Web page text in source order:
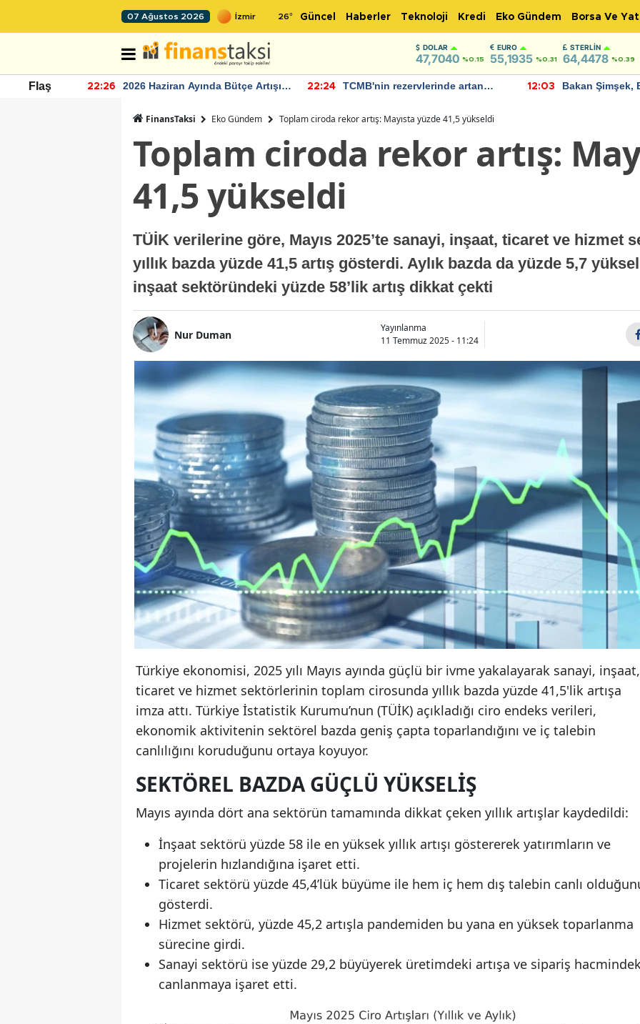
07 Ağustos 2026 26° Güncel Haberler Teknoloji Kredi Eko Gündem Borsa Ve
DOLAR
47,7040 %0.15
EURO
55,1935 %0.31
STERLIN
64,4478 %0.39
Flaş 22:26
2026 Haziran Ayında Bütçe Artışı
22:24
TCMB'nin rezervlerinde artan
12:03
Bakan Şimşek,
FinansTaksi Eko Gündem Toplam ciroda rekor artış: Mayısta yüzde 41,5 yükseldi
Toplam ciroda rekor artış:
41,5 yükseldi
TÜİK verilerine göre, Mayıs 2025’te sanayi, inşaat, ticaret ve hizmet
yıllık bazda yüzde 41,5 artış gösterdi. Aylık bazda da yüzde 5,7
inşaat sektöründeki yüzde 58’lik artış dikkat çekti
Nur Duman
Yayınlanma
11 Temmuz 2025 - 11:24
Türkiye ekonomisi, 2025 yılı Mayıs ayında güçlü bir ivme yakalayarak sanayi, inşaat,
ticaret ve hizmet sektörlerinin toplam cirosunda yıllık bazda yüzde 41,5'lik artışa
imza attı. Türkiye İstatistik Kurumu’nun (TÜİK) açıkladığı ciro endeks verileri,
ekonomik aktivitenin sektörel bazda geniş çapta toparlandığını ve iç talebin
canlılığını koruduğunu ortaya koyuyor.
SEKTÖREL BAZDA GÜÇLÜ YÜKSELIŞ
Mayıs ayında dört ana sektörün tamamında dikkat çeken yıllık artışlar kaydedildi:
İnşaat sektörü yüzde 58 ile en yüksek yıllık artışı göstererek yatırımların ve
projelerin hızlandığına işaret etti.
Ticaret sektörü yüzde 45,4’lük büyüme ile hem iç hem dış talebin canlı
gösterdi.
Hizmet sektörü, yüzde 45,2 artışla pandemiden bu yana en yüksek toparlanma
sürecine girdi.
Sanayi sektörü ise yüzde 29,2 büyüyerek üretimdeki artışa ve sipariş
canlanmaya işaret etti.